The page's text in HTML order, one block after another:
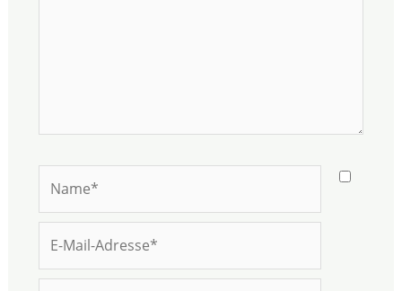
Mail-
Adresse*